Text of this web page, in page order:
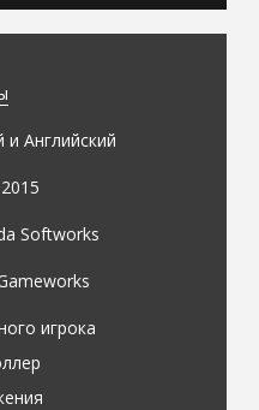
и Английский
Softworks
игрока